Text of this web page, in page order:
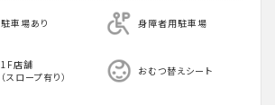
駐車場あり 身障者用駐車場
1F店舗
（スロープ有り）
おむつ替えシート